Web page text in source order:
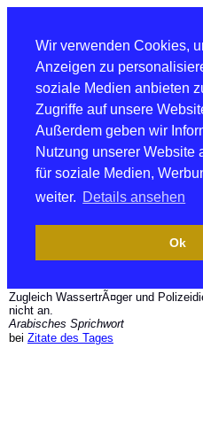
Wir verwenden Cookies,
Anzeigen zu
soziale Medien anbieten
Zugriffe auf unsere
Außerdem geben wir
Nutzung unserer Website
für soziale Medien,
weiter. Details ansehen
Ok
Zugleich WassertrÃ¤ger und
nicht an.
Arabisches Sprichwort
bei Zitate des Tages